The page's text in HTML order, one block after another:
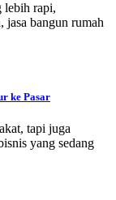
lebih rapi,
jasa bangun rumah
ke Pasar
tapi juga
yang sedang